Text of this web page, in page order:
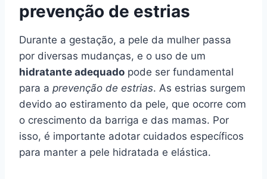
prevenção de estrias
Durante a gestação, a pele da mulher passa
por diversas mudanças, e o uso de um
hidratante adequado pode ser fundamental
para a prevenção de estrias. As estrias surgem
devido ao estiramento da pele, que ocorre com
o crescimento da barriga e das mamas. Por
isso, é importante adotar cuidados específicos
para manter a pele hidratada e elástica.